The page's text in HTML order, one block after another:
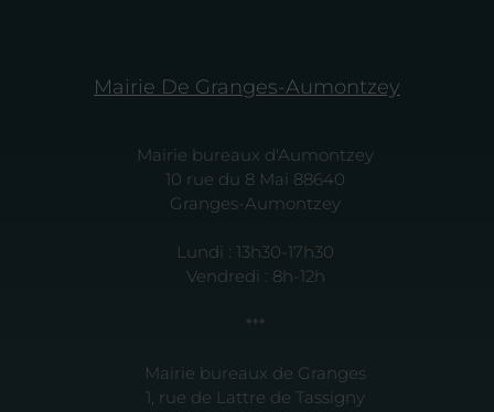
Mairie De Granges-Aumontzey
Mairie bureaux d'Aumontzey
10 rue du 8 Mai 88640
Granges-Aumontzey
Lundi : 13h30-17h30
Vendredi : 8h-12h
***
Mairie bureaux de Granges
1, rue de Lattre de Tassigny